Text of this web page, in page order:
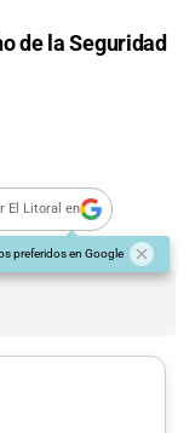
de la Seguridad
El Litoral en
preferidos en Google